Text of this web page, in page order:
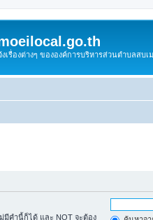
เรื่องต่างๆ ขององค์การบริหารส่วนตำบลสบเ
มีคำนี้ก็ได้ และ NOT จะต้อง